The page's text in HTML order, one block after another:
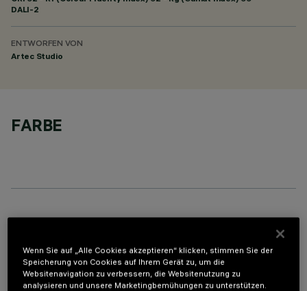
DALI-2
ENTWORFEN VON
Artec Studio
FARBE
OPTIONALE KOMPONENTEN
Wenn Sie auf „Alle Cookies akzeptieren“ klicken, stimmen Sie der
Speicherung von Cookies auf Ihrem Gerät zu, um die
Websitenavigation zu verbessern, die Websitenutzung zu
analysieren und unsere Marketingbemühungen zu unterstützen.